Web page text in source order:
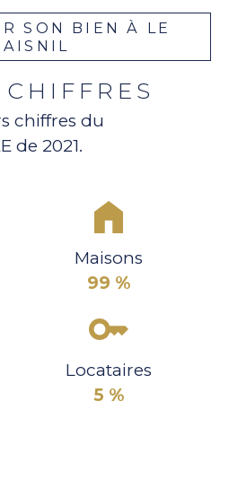
SON BIEN À LE
chiffres du
de 2021.
Maisons
99 %
Locataires
5 %